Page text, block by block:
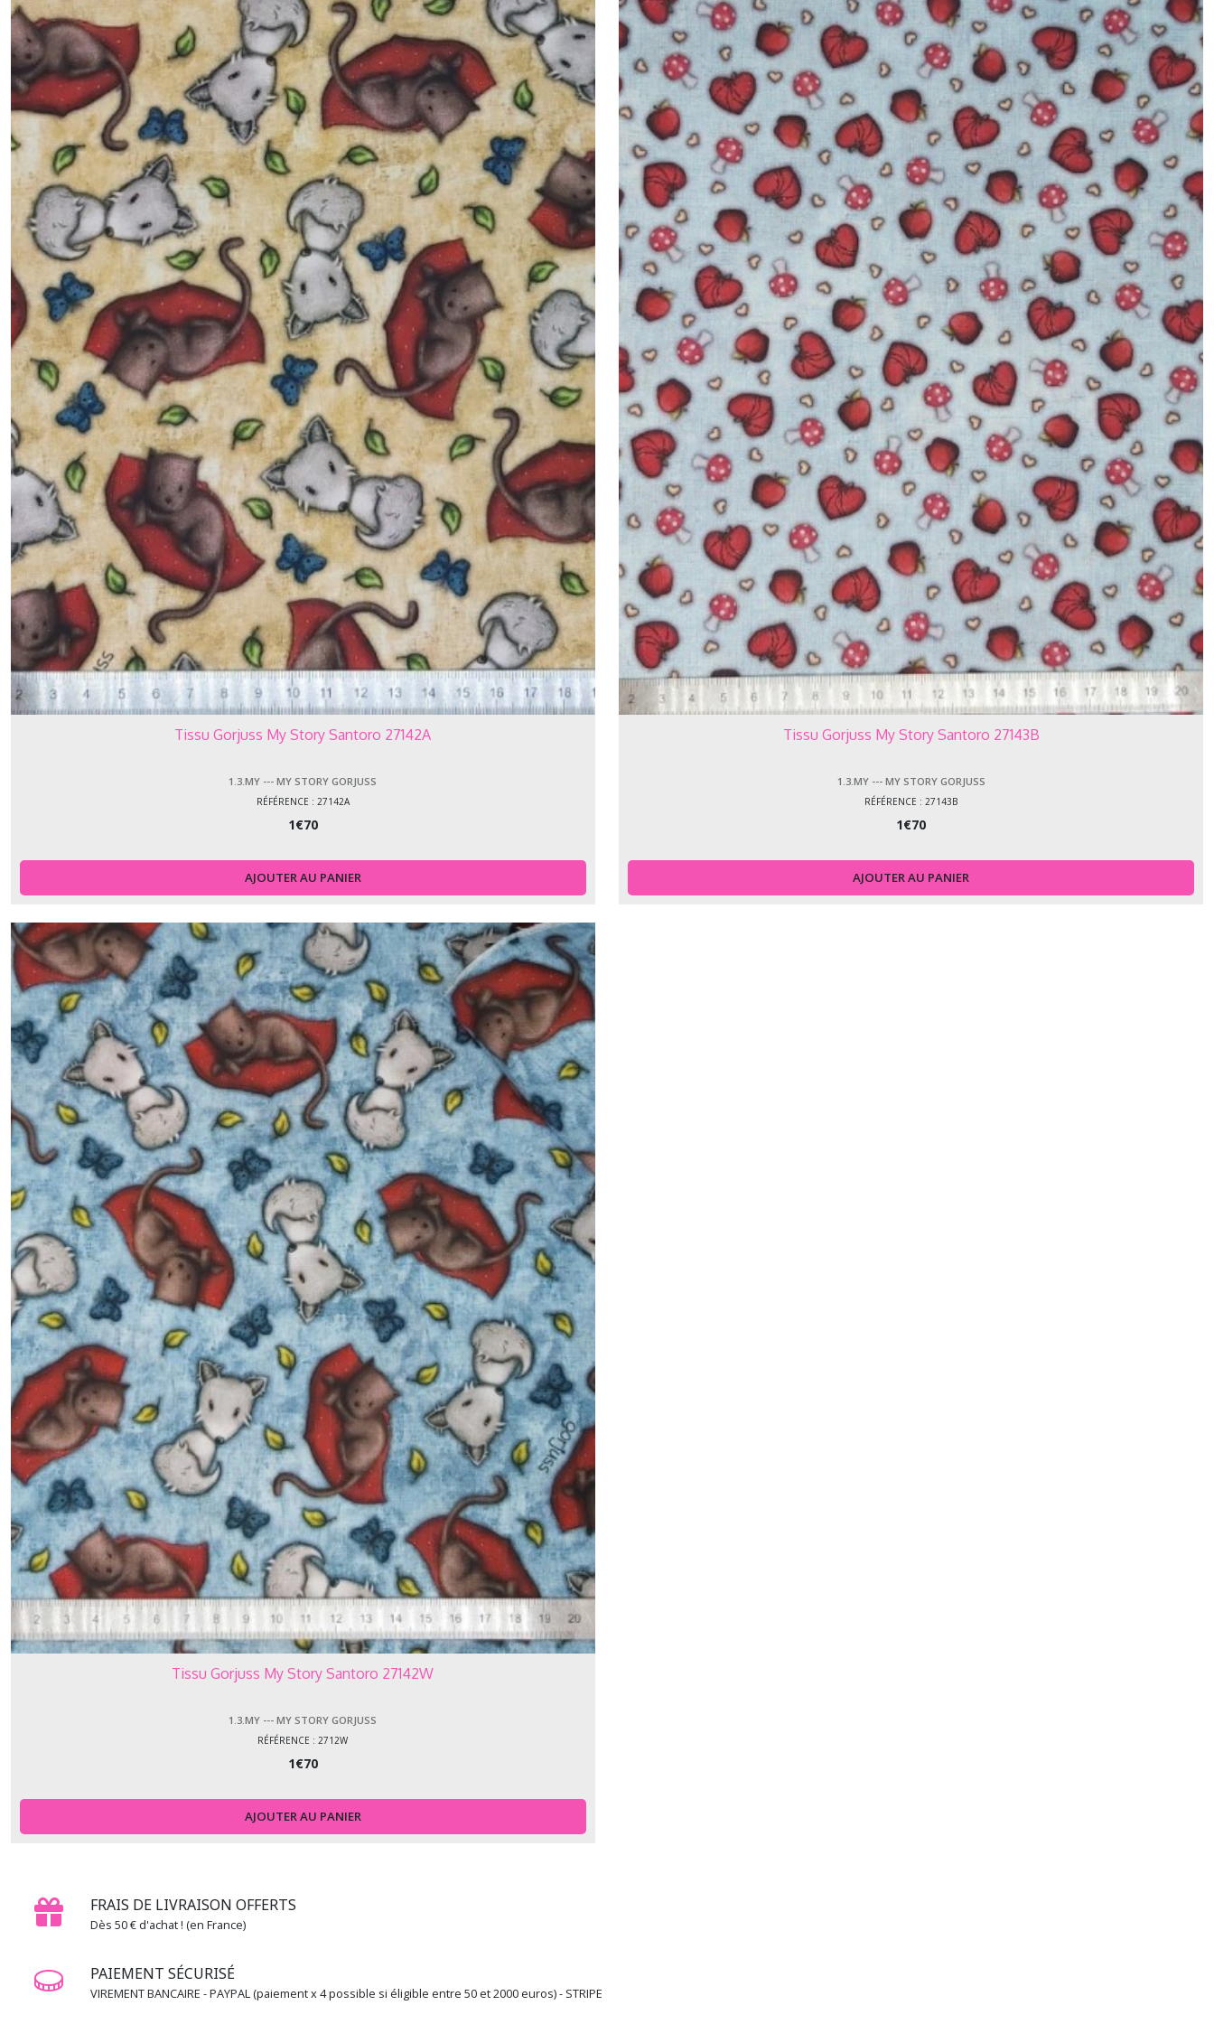
Tissu Gorjuss My Story Santoro 27142A
1.3.MY --- MY STORY GORJUSS
RÉFÉRENCE : 27142A
1€70
AJOUTER AU PANIER
Tissu Gorjuss My Story Santoro 27143B
1.3.MY --- MY STORY GORJUSS
RÉFÉRENCE : 27143B
1€70
AJOUTER AU PANIER
Tissu Gorjuss My Story Santoro 27142W
1.3.MY --- MY STORY GORJUSS
RÉFÉRENCE : 2712W
1€70
AJOUTER AU PANIER
FRAIS DE LIVRAISON OFFERTS
Dès 50 € d'achat ! (en France)
PAIEMENT SÉCURISÉ
VIREMENT BANCAIRE - PAYPAL (paiement x 4 possible si éligible entre 50 et 2000 euros) - STRIPE
A
Little
Handy
(2)
1.3.AL
-
-
Alphabet
soup
(2)
1.3.AG
-
-
-
Always
give
thanks
(1)
1.3.DV
-
-
Divers
(5)
1.3.EA
-
Easy
Rider
(1)
1.3.HH
-
-
Happiness
is
homemade
(4)
1.3.JS
-
-
-
Jolly
Ol'
Santa
1.3.LI
-
-
Literary
Kitties
(1)
1.3.LU
-
-
Lullaby
(1)
1.3.MY
-
-
My
Story
Gorjuss
(3)
(1)
Afficher